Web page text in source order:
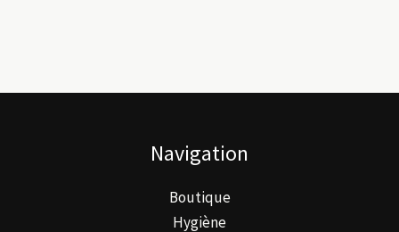
choisies
la
page
Navigation
Boutique
Hygiène